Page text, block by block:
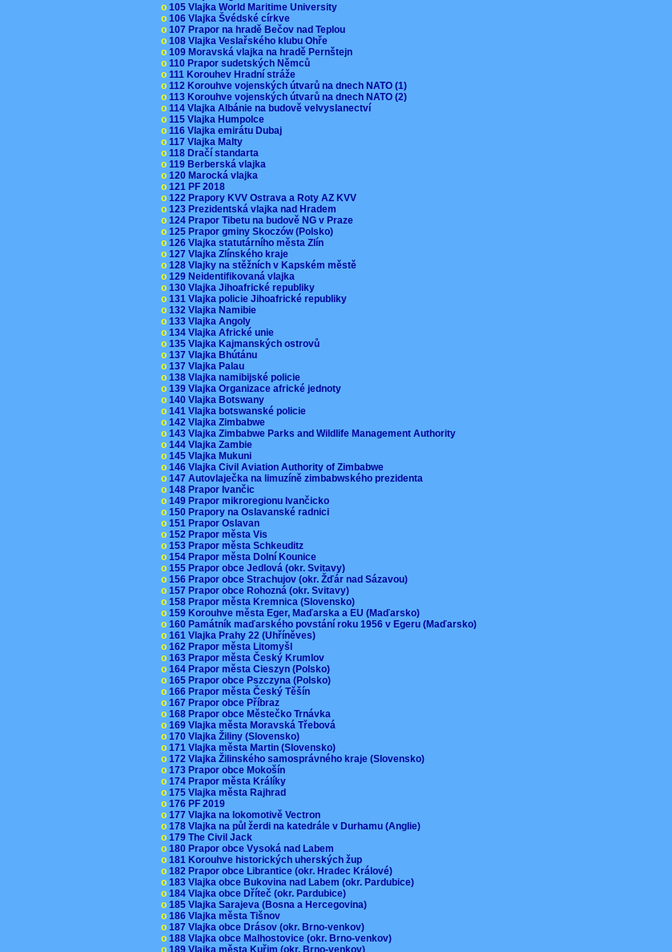
o 105 Vlajka World Maritime University
o 106 Vlajka Švédské církve
o 107 Prapor na hradě Bečov nad Teplou
o 108 Vlajka Veslařského klubu Ohře
o 109 Moravská vlajka na hradě Pernštejn
o 110 Prapor sudetských Němců
o 111 Korouhev Hradní stráže
o 112 Korouhve vojenských útvarů na dnech NATO (1)
o 113 Korouhve vojenských útvarů na dnech NATO (2)
o 114 Vlajka Albánie na budově velvyslanectví
o 115 Vlajka Humpolce
o 116 Vlajka emirátu Dubaj
o 117 Vlajka Malty
o 118 Dračí standarta
o 119 Berberská vlajka
o 120 Marocká vlajka
o 121 PF 2018
o 122 Prapory KVV Ostrava a Roty AZ KVV
o 123 Prezidentská vlajka nad Hradem
o 124 Prapor Tibetu na budově NG v Praze
o 125 Prapor gminy Skoczów (Polsko)
o 126 Vlajka statutárního města Zlín
o 127 Vlajka Zlínského kraje
o 128 Vlajky na stěžních v Kapském městě
o 129 Neidentifikovaná vlajka
o 130 Vlajka Jihoafrické republiky
o 131 Vlajka policie Jihoafrické republiky
o 132 Vlajka Namibie
o 133 Vlajka Angoly
o 134 Vlajka Africké unie
o 135 Vlajka Kajmanských ostrovů
o 137 Vlajka Bhútánu
o 137 Vlajka Palau
o 138 Vlajka namibijské policie
o 139 Vlajka Organizace africké jednoty
o 140 Vlajka Botswany
o 141 Vlajka botswanské policie
o 142 Vlajka Zimbabwe
o 143 Vlajka Zimbabwe Parks and Wildlife Management Authority
o 144 Vlajka Zambie
o 145 Vlajka Mukuni
o 146 Vlajka Civil Aviation Authority of Zimbabwe
o 147 Autovlaječka na limuzíně zimbabwského prezidenta
o 148 Prapor Ivančic
o 149 Prapor mikroregionu Ivančicko
o 150 Prapory na Oslavanské radnici
o 151 Prapor Oslavan
o 152 Prapor města Vis
o 153 Prapor města Schkeuditz
o 154 Prapor města Dolní Kounice
o 155 Prapor obce Jedlová (okr. Svitavy)
o 156 Prapor obce Strachujov (okr. Žďár nad Sázavou)
o 157 Prapor obce Rohozná (okr. Svitavy)
o 158 Prapor města Kremnica (Slovensko)
o 159 Korouhve města Eger, Maďarska a EU (Maďarsko)
o 160 Památník maďarského povstání roku 1956 v Egeru (Maďarsko)
o 161 Vlajka Prahy 22 (Uhříněves)
o 162 Prapor města Litomyšl
o 163 Prapor města Český Krumlov
o 164 Prapor města Cieszyn (Polsko)
o 165 Prapor obce Pszczyna (Polsko)
o 166 Prapor města Český Těšín
o 167 Prapor obce Příbraz
o 168 Prapor obce Městečko Trnávka
o 169 Vlajka města Moravská Třebová
o 170 Vlajka Žiliny (Slovensko)
o 171 Vlajka města Martin (Slovensko)
o 172 Vlajka Žilinského samosprávného kraje (Slovensko)
o 173 Prapor obce Mokošín
o 174 Prapor města Králíky
o 175 Vlajka města Rajhrad
o 176 PF 2019
o 177 Vlajka na lokomotivě Vectron
o 178 Vlajka na půl žerdi na katedrále v Durhamu (Anglie)
o 179 The Civil Jack
o 180 Prapor obce Vysoká nad Labem
o 181 Korouhve historických uherských žup
o 182 Prapor obce Librantice (okr. Hradec Králové)
o 183 Vlajka obce Bukovina nad Labem (okr. Pardubice)
o 184 Vlajka obce Dříteč (okr. Pardubice)
o 185 Vlajka Sarajeva (Bosna a Hercegovina)
o 186 Vlajka města Tišnov
o 187 Vlajka obce Drásov (okr. Brno-venkov)
o 188 Vlajka obce Malhostovice (okr. Brno-venkov)
o 189 Vlajka města Kuřim (okr. Brno-venkov)